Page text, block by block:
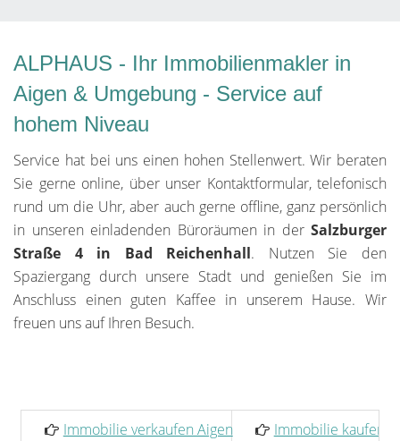
ALPHAUS - Ihr Immobilienmakler in
Aigen & Umgebung - Service auf
hohem Niveau
Service hat bei uns einen hohen Stellenwert. Wir beraten
Sie gerne online, über unser Kontaktformular, telefonisch
rund um die Uhr, aber auch gerne offline, ganz persönlich
in unseren einladenden Büroräumen in der Salzburger
Straße 4 in Bad Reichenhall. Nutzen Sie den
Spaziergang durch unsere Stadt und genießen Sie im
Anschluss einen guten Kaffee in unserem Hause. Wir
freuen uns auf Ihren Besuch.
Immobilie verkaufen Aigen
Immobilie kaufen